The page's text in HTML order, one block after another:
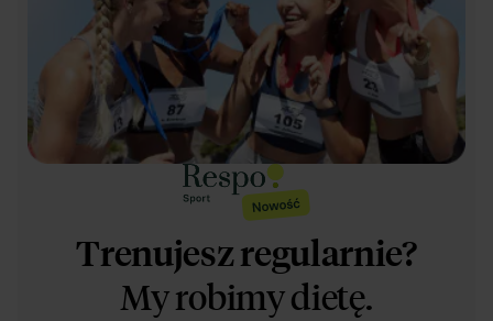
Trenujesz regularnie?
My robimy dietę.